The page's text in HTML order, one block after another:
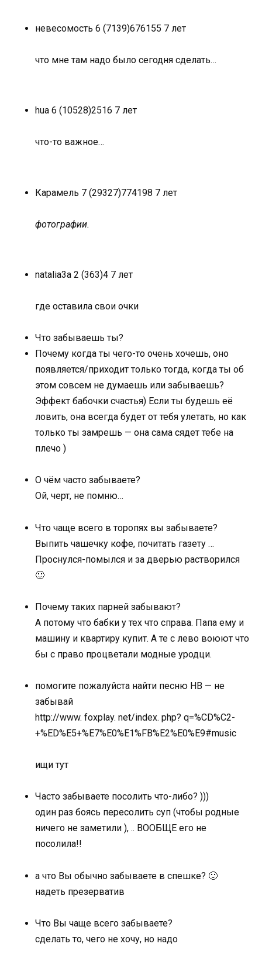
невесомость 6 (7139)676155 7 лет
что мне там надо было сегодня сделать…
hua 6 (10528)2516 7 лет
что-то важное…
Карамель 7 (29327)774198 7 лет
фотографии.
natalia3a 2 (363)4 7 лет
где оставила свои очки
Что забываешь ты?
Почему когда ты чего-то очень хочешь, оно
появляется/приходит только тогда, когда ты об
этом совсем не думаешь или забываешь?
Эффект бабочки счастья) Если ты будешь её
ловить, она всегда будет от тебя улетать, но как
только ты замрешь — она сама сядет тебе на
плечо )
О чём часто забываете?
Ой, черт, не помню…
Что чаще всего в торопях вы забываете?
Выпить чашечку кофе, почитать газету …
Проснулся-помылся и за дверью растворился
🙂
Почему таких парней забывают?
А потому что бабки у тех что справа. Папа ему и
машину и квартиру купит. А те с лево воюют что
бы с право процветали модные уродци.
помогите пожалуйста найти песню НВ — не
забывай
http://www. foxplay. net/index. php? q=%CD%C2-
+%ED%E5+%E7%E0%E1%FB%E2%E0%E9#music
ищи тут
Часто забываете посолить что-либо? )))
один раз боясь пересолить суп (чтобы родные
ничего не заметили ), .. ВООБЩЕ его не
посолила!!
а что Вы обычно забываете в спешке? 🙂
надеть презерватив
Что Вы чаще всего забываете?
сделать то, чего не хочу, но надо